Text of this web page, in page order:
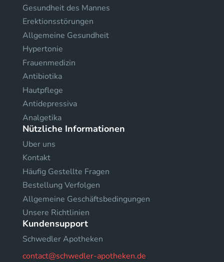
Gesundheit des Mannes
Erektionsstörungen
Allgemeine Gesundheit
Hypertonie
Frauenmedizin
Antibiotika
Hautpflege
Antidepressiva
Analgetika
Nützliche Informationen
Uber uns
Kontakt
Häufig Gestellte Fragen
Bestellung Verfolgen
Allgemeine Geschäftsbedingungen
Unsere Richtlinien
Kundensupport
Schwedler Apotheken
contact@schwedler-apotheken.de